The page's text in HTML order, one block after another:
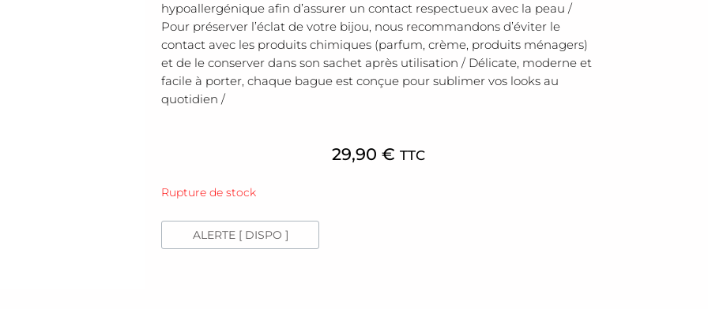
hypoallergénique afin d’assurer un contact respectueux avec la peau /
Pour préserver l’éclat de votre bijou, nous recommandons d’éviter le
contact avec les produits chimiques (parfum, crème, produits ménagers)
et de le conserver dans son sachet après utilisation / Délicate, moderne et
facile à porter, chaque bague est conçue pour sublimer vos looks au
quotidien /
29,90 € TTC
Rupture de stock
ALERTE [ DISPO ]